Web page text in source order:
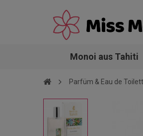
Monoi aus Tahiti
Parfüm & Eau de